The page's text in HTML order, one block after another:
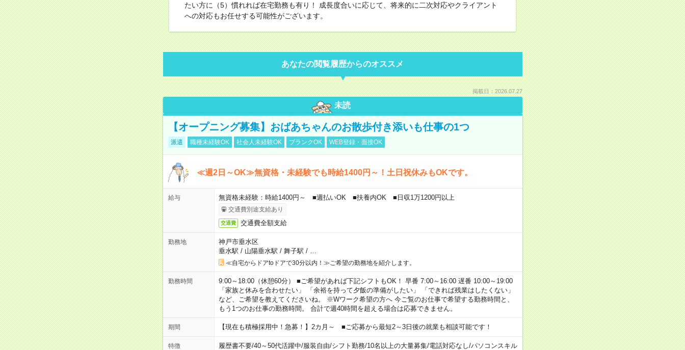
たい方に（5）慣れれば在宅勤務も有り！ 成長度合いに応じて、将来的に二次対応やクライアント
への対応もお任せする可能性がございます。
あなたの閲覧履歴からのオススメ
掲載日：2026.07.27
未読
【オープニング募集】おばあちゃんのお散歩付き添いも仕事の1つ
派遣 職種未経験OK 社会人未経験OK ブランクOK WEB登録・面接OK
≪週2日～OK≫無資格・未経験でも時給1400円～！土日祝休みもOKです。
給与 無資格未経験：時給1400円～ ■週払いOK ■扶養内OK ■日収1万1200円以上
交通費別途支給あり
交通費 交通費全額支給
勤務地
神戸市垂水区
垂水駅 / 山陽垂水駅 / 舞子駅 /
≪自宅からドアtoドアで30分以内！≫ご希望の勤務地を紹介します。
勤務時間
9:00～18:00（休憩60分） ■ご希望があれば下記シフトもOK！ 早番 7:00～16:00 遅番 10:00～19:00
「家族と休みを合わせたい」 「余裕を持って夕飯の準備がしたい」 「できれば残業はしたくない」
など、ご希望を教えてくださいね。 ※Wワーク希望の方へ 今ご覧のお仕事で希望する勤務時間と、
もう1つのお仕事の勤務時間。 合計で週40時間を超える場合は応募できません。
期間 【現在も積極採用中！急募！】2カ月～ ■ご応募から最短2～3日後の就業も相談可能です！
特徴 履歴書不要/40～50代活躍中/服装自由/シフト勤務/10名以上の大量募集/電話対応なし/パソコンスキル